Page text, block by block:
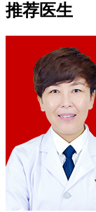
推荐医生